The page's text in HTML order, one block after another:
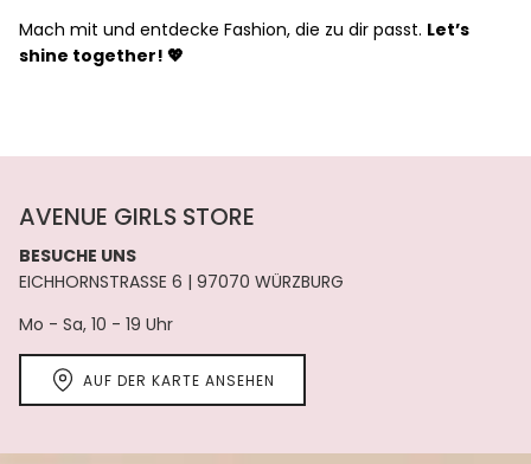
Mach mit und entdecke Fashion, die zu dir passt. Let’s
shine together! 💖
AVENUE GIRLS STORE
BESUCHE UNS
EICHHORNSTRASSE 6 | 97070 WÜRZBURG
Mo - Sa, 10 - 19 Uhr
AUF DER KARTE ANSEHEN